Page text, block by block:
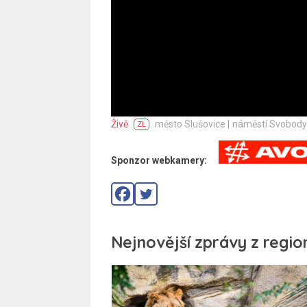
Živě ZL město Slušovice | náměstí Svobody
Sponzor webkamery:
Nejnovější zprávy z